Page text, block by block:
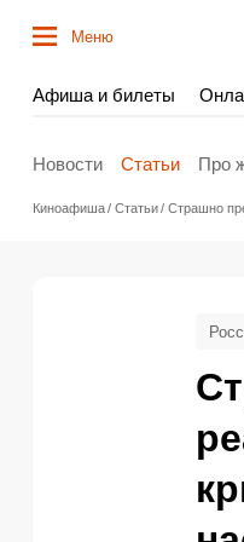
Меню
Афиша и билеты
Новости Статьи Про
Киноафиша Статьи Страшно